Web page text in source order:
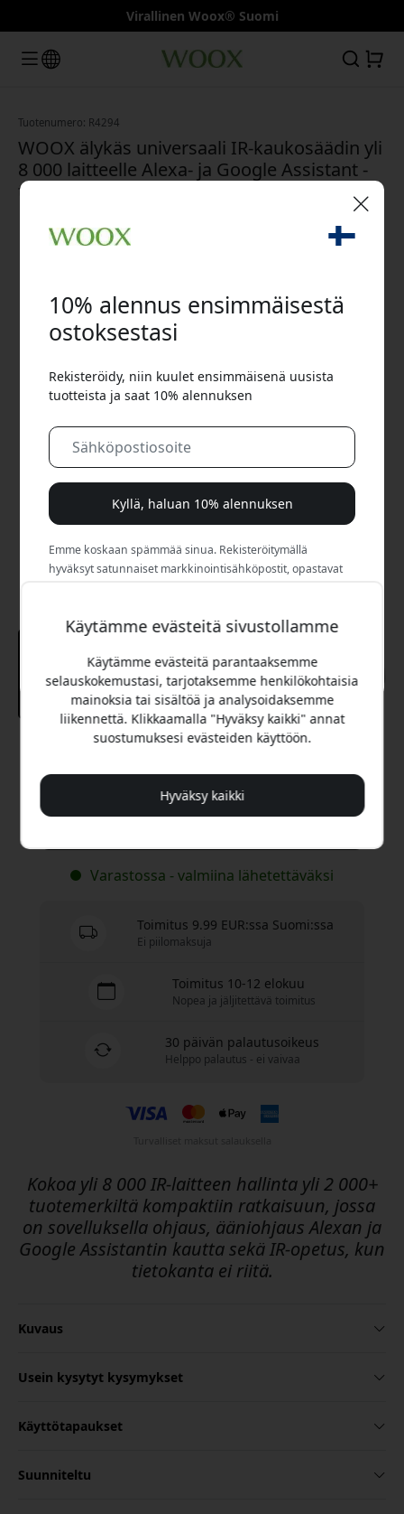
Virallinen Woox® Suomi
Tuotenumero: R4294
WOOX älykäs universaali IR-kaukosäädin yli
8 000 laitteelle Alexa- ja Google Assistant -
tuen kanssa sovelluksen kautta - Musta
39.99 EUR
Varastossa - valmiina lähetettäväksi
Toimitus 9.99 EUR:ssa Suomi:ssa
Ei piilomaksuja
Toimitus 10-12 elokuu
Nopea ja jäljitettävä toimitus
30 päivän palautusoikeus
Helppo palautus - ei vaivaa
Kokoa yli 8 000 IR-laitteen hallinta yli 2 000+
tuotemerkiltä kompaktiin ratkaisuun, jossa
on sovelluksella ohjaus, ääniohjaus Alexan ja
Google Assistantin kautta sekä IR-opetus, kun
tietokanta ei riitä.
Kuvaus
Usein kysytyt kysymykset
Käyttötapaukset
Suunniteltu
Käytämme evästeitä sivustollamme
Käytämme evästeitä parantaaksemme
selauskokemustasi, tarjotaksemme henkilökohtaisia
mainoksia tai sisältöä ja analysoidaksemme
liikennettä. Klikkaamalla "Hyväksy kaikki" annat
suostumuksesi evästeiden käyttöön.
Hyväksy kaikki
10% alennus ensimmäisestä
ostoksestasi
Rekisteröidy, niin kuulet ensimmäisenä uusista
tuotteista ja saat 10% alennuksen
Kyllä, haluan 10% alennuksen
Emme koskaan spämmää sinua. Rekisteröitymällä
hyväksyt satunnaiset markkinointisähköpostit, opastavat
Ei, maksan mieluummin täyden hinnan.
🎉 Alennuskoodisi:
Käytä tätä koodia kassalla saadaksesi 10%
alennuksen.